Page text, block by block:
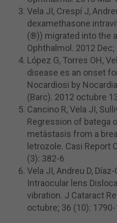
Vela JI, Crespí J,
dexamethasone
(®)) migrated into the
Ophthalmol. 2012 Dec;
López G, Torres OH,
disease es an onset
Nocardiosi by
(Barc). 2012 octubre
Cancino R, Vela JI,
Regression of batega
metàstasis from a
letrozole. Casi Report
(3): 382-6
Vela JI, Andreu D,
Intraocular lens
vibration. J Cataract
octubre; 36 (10): 1790-